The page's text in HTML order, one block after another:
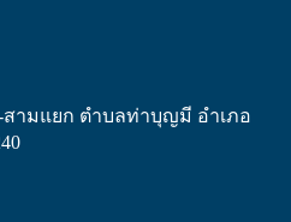
สามแยก ตำบลท่าบุญมี อำเภอ